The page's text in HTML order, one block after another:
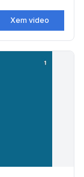
Xem video